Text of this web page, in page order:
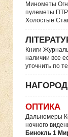
Минометы
пулеметы
Холостые
Книги
наличии все
уточнить по
ОПТИКА
Дальномеры
ночного
Бинокль 1